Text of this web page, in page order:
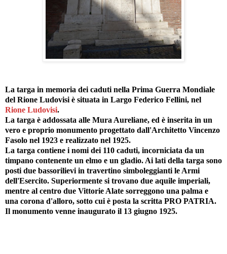
La targa in memoria dei caduti nella Prima Guerra Mondiale
del Rione Ludovisi è situata in Largo Federico Fellini, nel
Rione Ludovisi.
La targa è addossata alle Mura Aureliane, ed è inserita in un
vero e proprio monumento progettato dall'Architetto Vincenzo
Fasolo nel 1923 e realizzato nel 1925.
La targa contiene i nomi dei 110 caduti, incorniciata da un
timpano contenente un elmo e un gladio. Ai lati della targa sono
posti due bassorilievi in travertino simboleggianti le Armi
dell'Esercito. Superiormente si trovano due aquile imperiali,
mentre al centro due Vittorie Alate sorreggono una palma e
una corona d'alloro, sotto cui è posta la scritta PRO PATRIA.
Il monumento venne inaugurato il 13 giugno 1925.